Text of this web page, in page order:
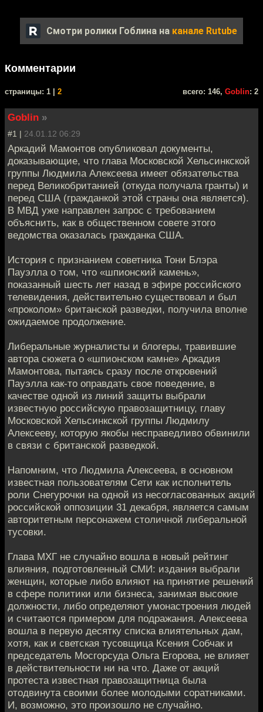
Смотри ролики Гоблина на канале Rutube
Комментарии
cтраницы: 1 | 2 всего: 146, Goblin: 2
Goblin »
#1 | 24.01.12 06:29
Аркадий Мамонтов опубликовал документы,
доказывающие, что глава Московской Хельсинкской
группы Людмила Алексеева имеет обязательства
перед Великобританией (откуда получала гранты) и
перед США (гражданкой этой страны она является).
В МВД уже направлен запрос с требованием
объяснить, как в общественном совете этого
ведомства оказалась гражданка США.
История с признанием советника Тони Блэра
Пауэлла о том, что «шпионский камень»,
показанный шесть лет назад в эфире российского
телевидения, действительно существовал и был
«проколом» британской разведки, получила вполне
ожидаемое продолжение.
Либеральные журналисты и блогеры, травившие
автора сюжета о «шпионском камне» Аркадия
Мамонтова, пытаясь сразу после откровений
Пауэлла как-то оправдать свое поведение, в
качестве одной из линий защиты выбрали
известную российскую правозащитницу, главу
Московской Хельсинкской группы Людмилу
Алексееву, которую якобы несправедливо обвинили
в связи с британской разведкой.
Напомним, что Людмила Алексеева, в основном
известная пользователям Сети как исполнитель
роли Снегурочки на одной из несогласованных акций
российской оппозиции 31 декабря, является самым
авторитетным персонажем столичной либеральной
тусовки.
Глава МХГ не случайно вошла в новый рейтинг
влияния, подготовленный СМИ: издания выбрали
женщин, которые либо влияют на принятие решений
в сфере политики или бизнеса, занимая высокие
должности, либо определяют умонастроения людей
и считаются примером для подражания. Алексеева
вошла в первую десятку списка влиятельных дам,
хотя, как и светская тусовщица Ксения Собчак и
председатель Мосгорсуда Ольга Егорова, не влияет
в действительности ни на что. Даже от акций
протеста известная правозащитница была
отодвинута своими более молодыми соратниками.
И, возможно, это произошло не случайно.